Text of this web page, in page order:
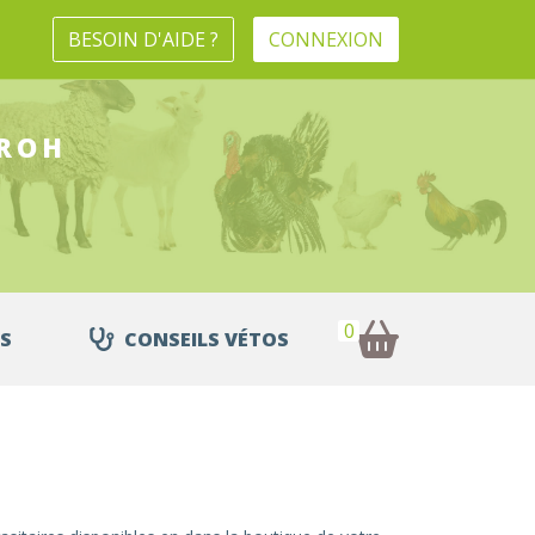
BESOIN D'AIDE ? CONNEXION
CONSEILS VÉTOS 0